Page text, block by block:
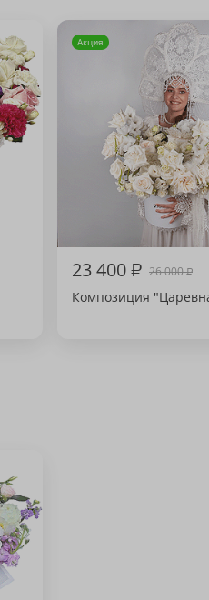
Акция
23 400₽ 26 000₽
Композиция